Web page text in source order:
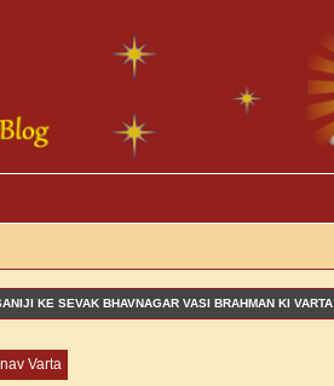
KE SEVAK BHAVNAGAR VASI BRAHMAN KI VARTA
Varta